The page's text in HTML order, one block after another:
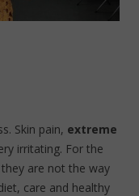
Skin pain, extreme
irritating. For the
are not the way
care and healthy